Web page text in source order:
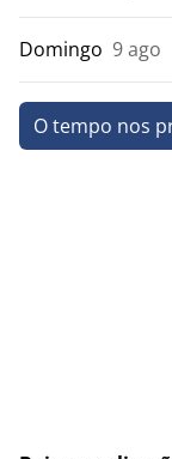
Domingo 9 ago
O tempo nos